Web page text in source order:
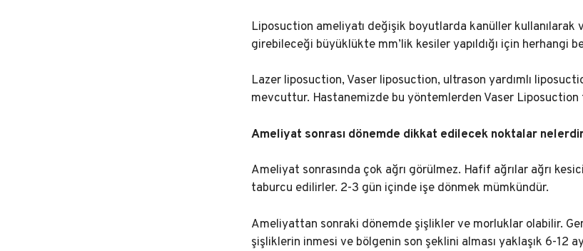
Liposuction ameliyatı değişik boyutlarda kanüller kullanılarak
girebileceği büyüklükte mm’lik kesiler yapıldığı için herhangi
Lazer liposuction, Vaser liposuction, ultrason yardımlı
mevcuttur. Hastanemizde bu yöntemlerden Vaser
Ameliyat sonrası dönemde dikkat edilecek noktalar
Ameliyat sonrasında çok ağrı görülmez. Hafif ağrılar ağrı
taburcu edilirler. 2-3 gün içinde işe dönmek mümkündür.
Ameliyattan sonraki dönemde şişlikler ve morluklar olabilir.
şişliklerin inmesi ve bölgenin son şeklini alması yaklaşık 6-12